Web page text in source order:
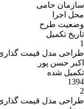
سازمان حامى
محل اجرا
وضعیت طرح
تاریخ تکمیل
1
طراحی مدل قیمت
اکبر حسن پور
تکمیل شده
1394
2
طراحی مدل قیمت